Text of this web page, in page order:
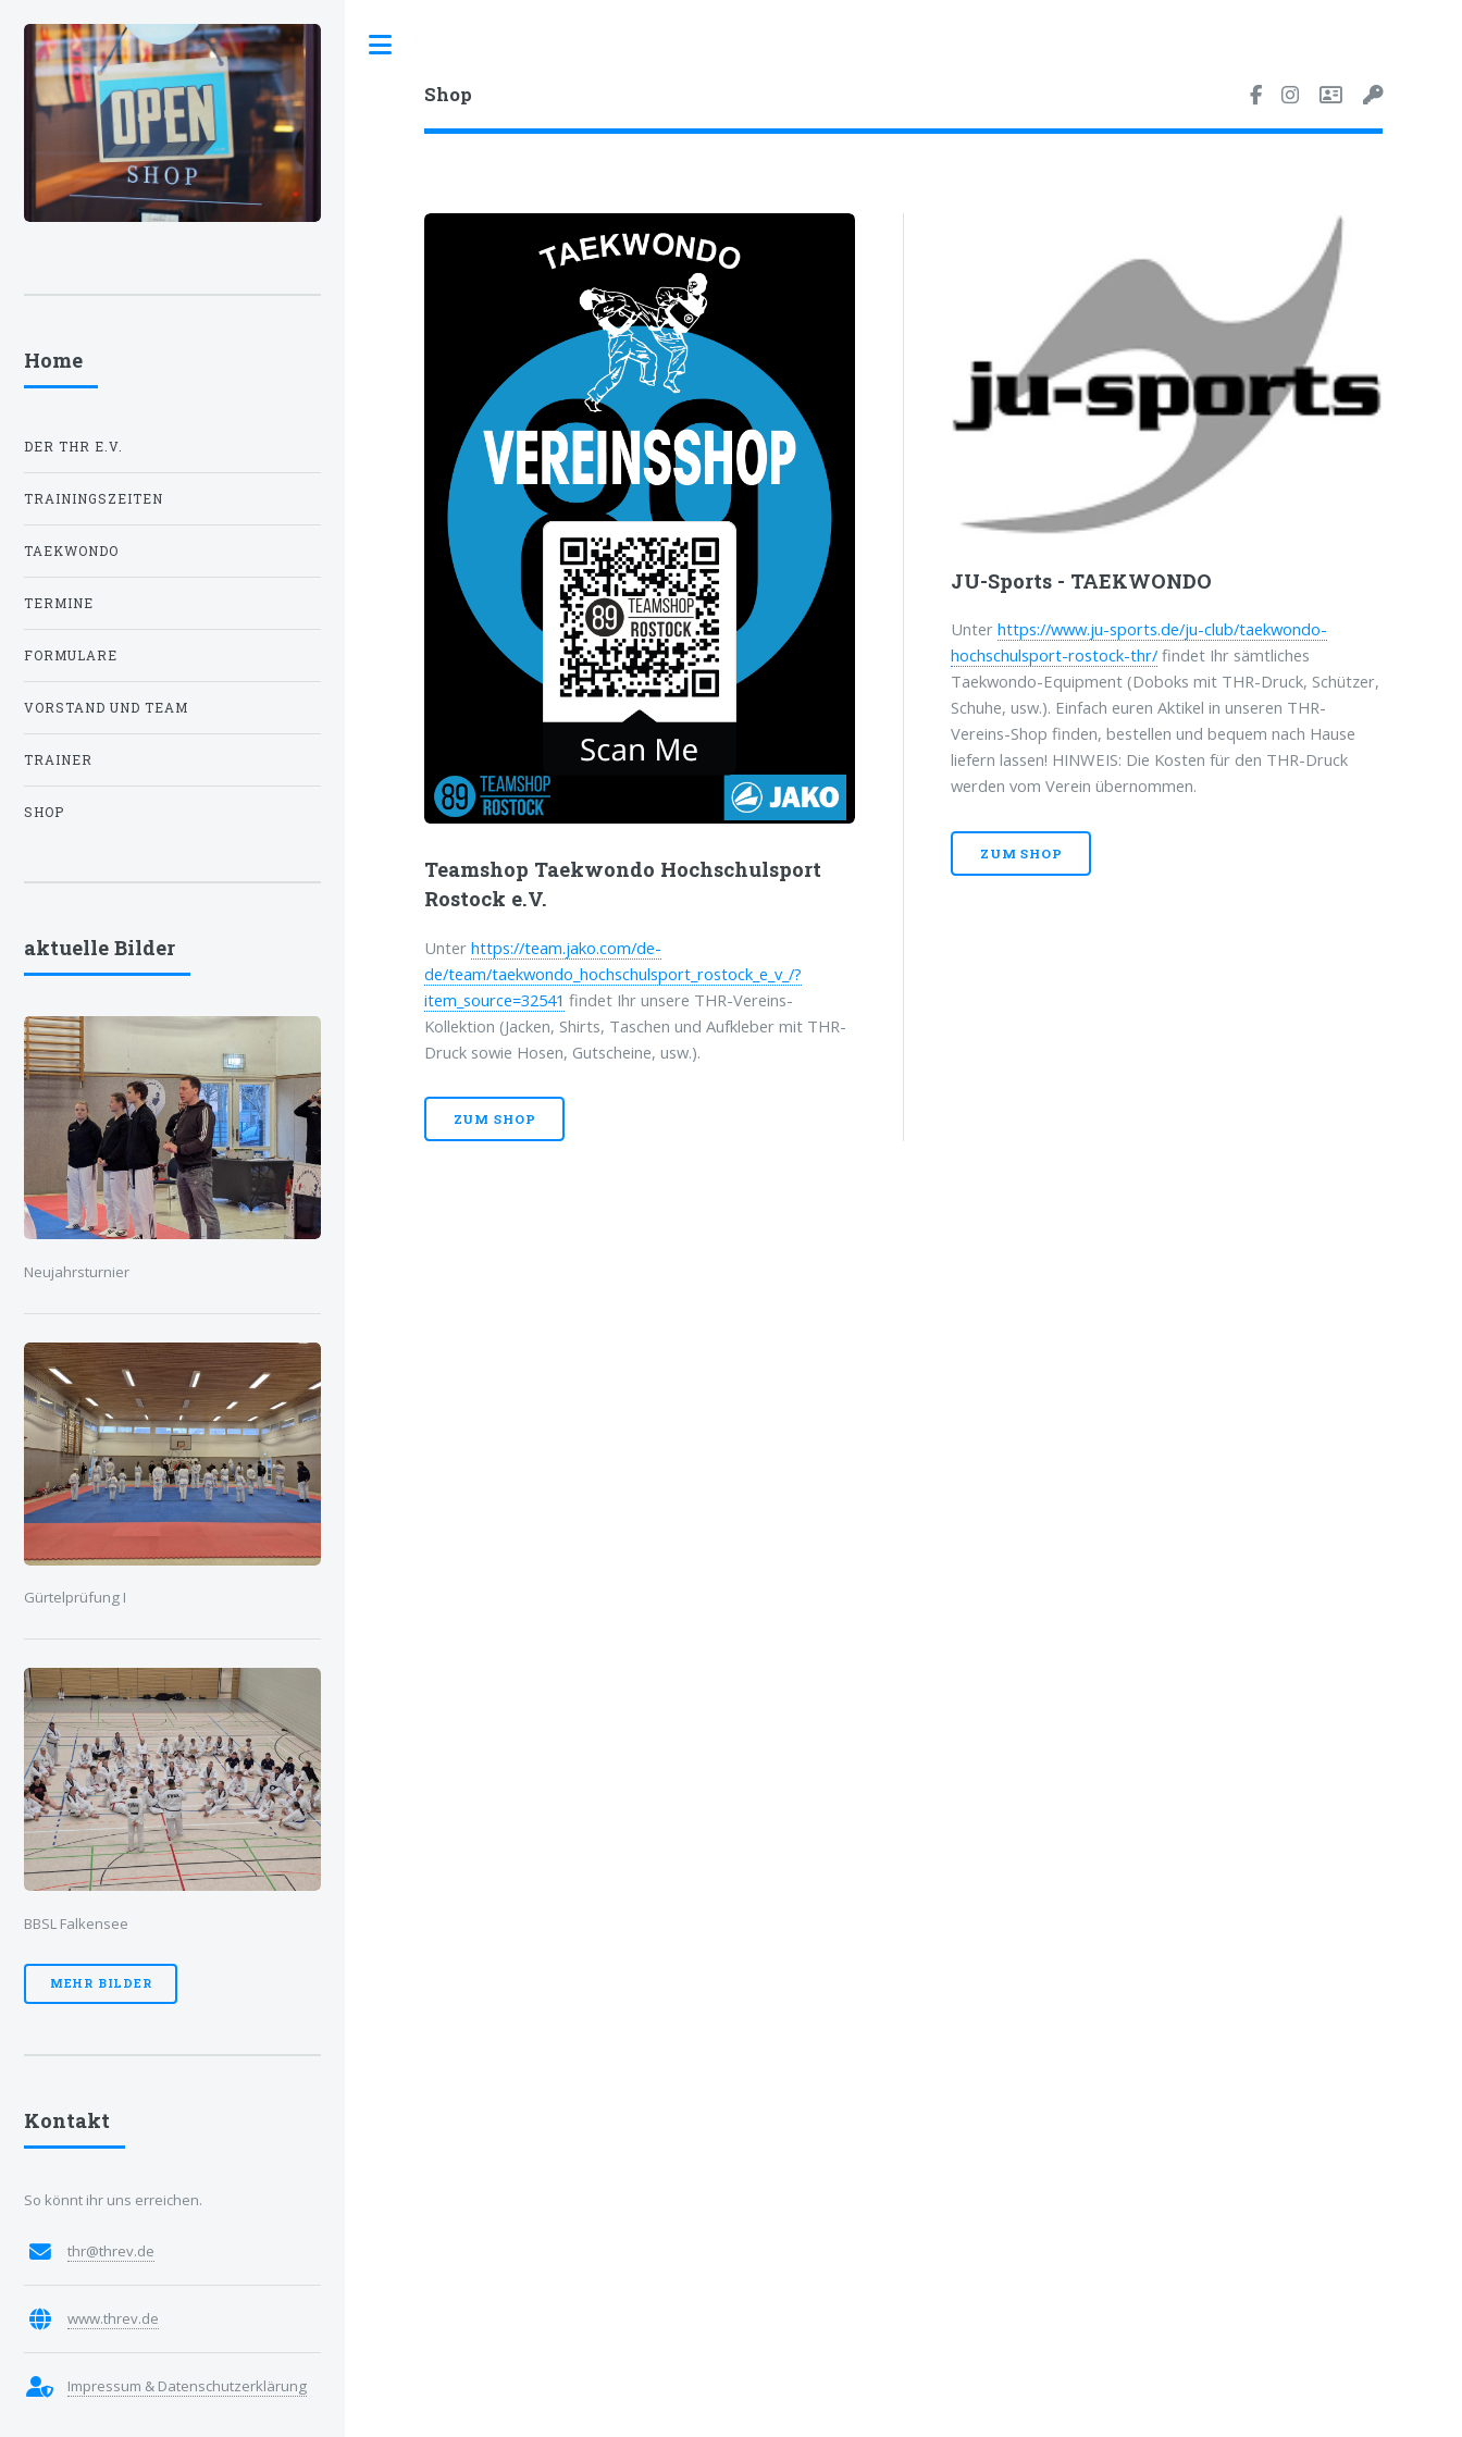
Shop
Teamshop Taekwondo Hochschulsport
Rostock e.V.
Unterhttps://team.jako.com/de-
de/team/taekwondo_hochschulsport_rostock_e_v_/?
item_source=32541 findet Ihr unsere THR-Vereins-
Kollektion (Jacken, Shirts, Taschen und Aufkleber mit THR-
Druck sowie Hosen, Gutscheine, usw.).
ZUM SHOP
JU-Sports - TAEKWONDO
Unterhttps://www.ju-sports.de/ju-club/taekwondo-
hochschulsport-rostock-thr/ findet Ihr sämtliches
Taekwondo-Equipment (Doboks mit THR-Druck, Schützer,
Schuhe, usw.). Einfach euren Aktikel in unseren THR-
Vereins-Shop finden, bestellen und bequem nach Hause
liefern lassen! HINWEIS: Die Kosten für den THR-Druck
werden vom Verein übernommen.
ZUM SHOP
Home
DER THR E.V.
TRAININGSZEITEN
TAEKWONDO
TERMINE
FORMULARE
VORSTAND UND TEAM
TRAINER
SHOP
aktuelle Bilder
Neujahrsturnier
Gürtelprüfung I
BBSL Falkensee
MEHR BILDER
Kontakt
So könnt ihr uns erreichen.
thr@threv.de
www.threv.de
Impressum & Datenschutzerklärung
Toggle